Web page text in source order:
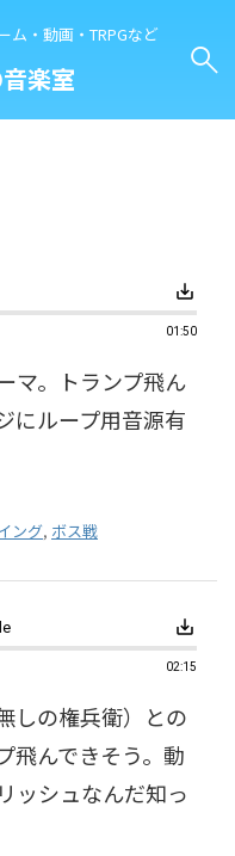
ム・動画・TRPGなど
楽室
save_alt
01:50
マ。トランプ飛ん
にループ用音源有
ング, ボス戦
save_alt
02:15
しの権兵衛）との
飛んできそう。動
ッシュなんだ知っ